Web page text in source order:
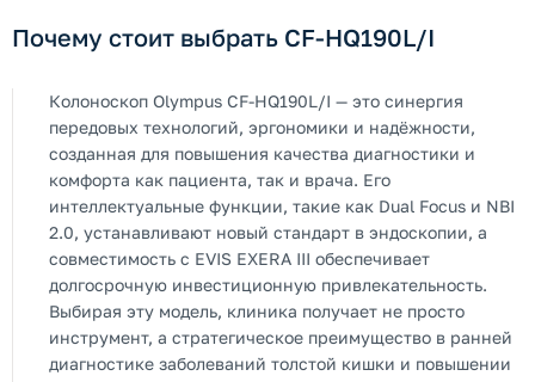
Почему стоит выбрать CF-HQ190L/I
Колоноскоп Olympus CF-HQ190L/I — это синергия
передовых технологий, эргономики и надёжности,
созданная для повышения качества диагностики и
комфорта как пациента, так и врача. Его
интеллектуальные функции, такие как Dual Focus и NBI
2.0, устанавливают новый стандарт в эндоскопии, а
совместимость с EVIS EXERA III обеспечивает
долгосрочную инвестиционную привлекательность.
Выбирая эту модель, клиника получает не просто
инструмент, а стратегическое преимущество в ранней
диагностике заболеваний толстой кишки и повышении